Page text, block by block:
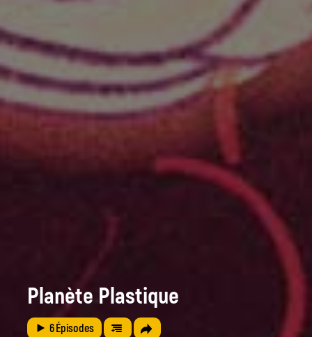
Planète Plastique
6Épisodes